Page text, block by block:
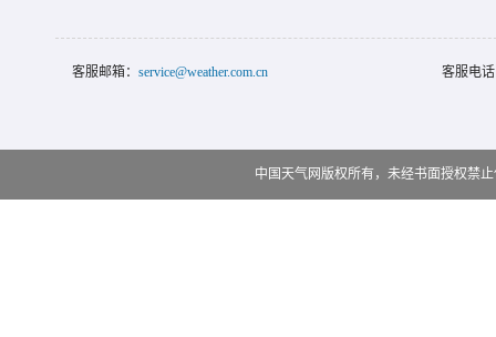
客服邮箱： service@weather.com.cn 客服电
中国天气网版权所有，未经书面授权